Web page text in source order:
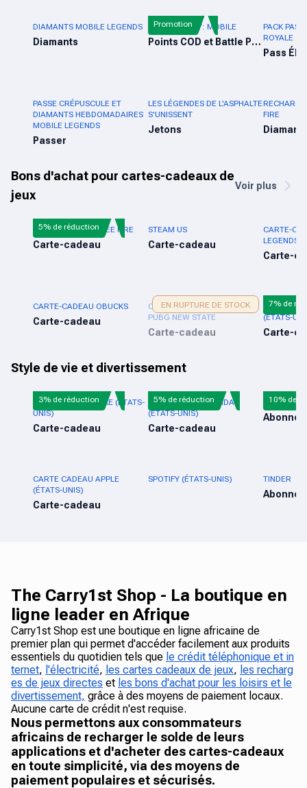
DIAMANTS MOBILE LEGENDS
Diamants
CALL OF DUTY: MOBILE
Points COD et Battle Pass
Promotion
PACK
ROYALE
Pass
PASSE CRÉPUSCULE ET
DIAMANTS HEBDOMADAIRES
MOBILE LEGENDS
Passer
LES LÉGENDES DE L'ASPHALTE
S'UNISSENT
Jetons
FIRE
Bons d'achat pour cartes-cadeaux de
jeux
Voir plus
CARTE-CADEAU FREE FIRE
Carte-cadeau
5% de réduction STEAM US
Carte-cadeau
CARTE-
LEGENDS
Carte-
CARTE-CADEAU OBUCKS
Carte-cadeau
CARTE-CADEAU MOBILE
PUBG NEW STATE
Carte-cadeau
EN RUPTURE DE STOCK
CARTE
(ÉTATS-
Carte-
7% de
Style de vie et divertissement
CARTE-CADEAU NIKE (ÉTATS-
UNIS)
Carte-cadeau
3% de réduction
CARTE CADEAU ADIDAS
(ÉTATS-UNIS)
Carte-cadeau
5% de réduction 10% de
CARTE CADEAU APPLE
(ÉTATS-UNIS)
Carte-cadeau
SPOTIFY (ÉTATS-UNIS) TINDER
The Carry1st Shop - La boutique en
ligne leader en Afrique
Carry1st Shop est une boutique en ligne africaine de
premier plan qui permet d'accéder facilement aux produits
essentiels du quotidien tels que le crédit téléphonique et in
ternet, l'électricité, les cartes cadeaux de jeux, les recharg
es de jeux directes et les bons d'achat pour les loisirs et le
divertissement, grâce à des moyens de paiement locaux.
Aucune carte de crédit n'est requise.
Nous permettons aux consommateurs
africains de recharger le solde de leurs
applications et d'acheter des cartes-cadeaux
en toute simplicité, via des moyens de
paiement populaires et sécurisés.